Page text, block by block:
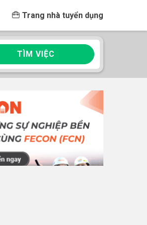
Trang nhà tuyển dụng
TÌM VIỆC